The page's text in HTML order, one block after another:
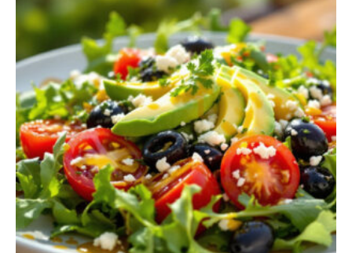
BATATA FRITA
$385,00
Quantidade
de
Batata
Frita
Adicionar